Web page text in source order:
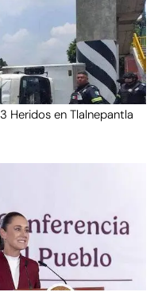
Heridos en Tlalnepantla